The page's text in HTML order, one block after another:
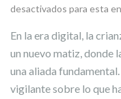
desactivados para esta
En la era digital, la
un nuevo matiz, donde
una aliada
vigilante sobre lo que